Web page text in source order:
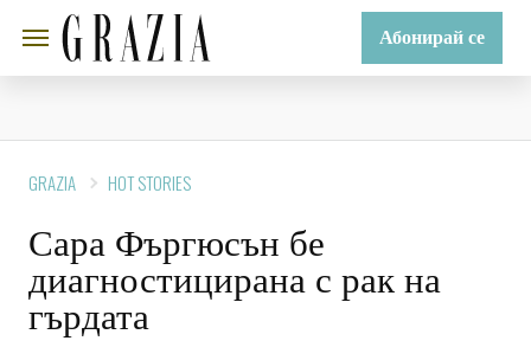
Абонирай се
GRAZIA HOT STORIES
Сара Фъргюсън бе
диагностицирана с рак на
гърдата